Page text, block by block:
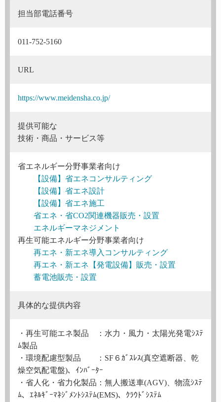
担当部電話番号
011-752-5160
URL
https://www.meidensha.co.jp/
提供可能な
技術・商品・サービス等
省エネルギー分野事業者向け
【設備】省エネコンサルティング
【設備】省エネ設計
【設備】省エネ施工
省エネ・省CO2関連機器販売・設置
エネルギーマネジメント
再生可能エネルギー分野事業者向け
再エネ・新エネ導入コンサルティング
再エネ・新エネ【発電設備】販売・設置
蓄電池販売・設置
具体的な提供内容
・再生可能エネ製品 ：水力・風力・太陽光発電ｼｽﾃ
ﾑ製品
・環境配慮型製品 ：SF６ｶﾞｽﾚｽ(真空遮断器、乾
燥空気配電盤)、ｲﾝﾊﾞｰﾀｰ
・省人化・省力化製品：無人搬送車(AGV)、物流ｼｽﾃ
ﾑ、ｴﾈﾙｷﾞｰﾏﾈｼﾞﾒﾝﾄｼｽﾃﾑ(EMS)、ｸﾗｳﾄﾞｼｽﾃﾑ